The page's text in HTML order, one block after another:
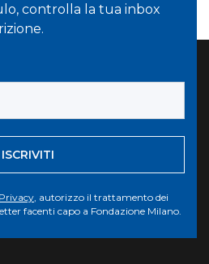
controlla la tua inbox
ISCRIVITI
, autorizzo il trattamento dei
facenti capo a Fondazione Milano.